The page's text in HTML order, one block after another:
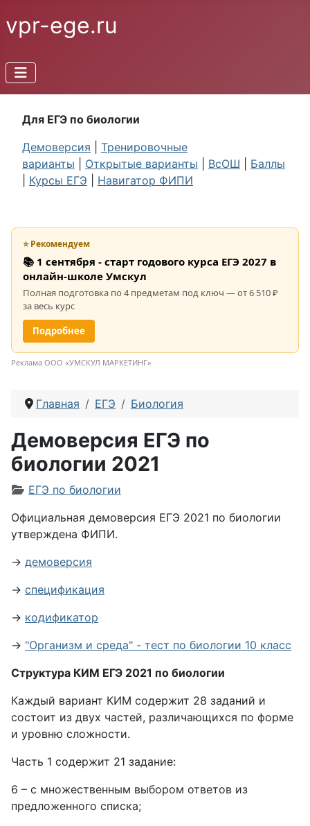
vpr-ege.ru
Для ЕГЭ по биологии
Демоверсия
Тренировочные
варианты
Открытые варианты ВсОШ
Баллы
Курсы ЕГЭ Навигатор ФИПИ
⭐ Рекомендуем
📚 1 сентября - старт годового курса ЕГЭ 2027 в
онлайн-школе Умскул
Полная подготовка по 4 предметам под ключ — от 6 510 ₽
за весь курс
Подробнее
Реклама ООО «УМСКУЛ МАРКЕТИНГ»
Главная ЕГЭ Биология
Демоверсия ЕГЭ по
биологии 2021
Информация о материале
ЕГЭ по биологии
Официальная демоверсия ЕГЭ 2021 по биологии
утверждена ФИПИ.
→ демоверсия
→ спецификация
→ кодификатор
→ "Организм и среда" - тест по биологии 10 класс
Структура КИМ ЕГЭ 2021 по биологии
Каждый вариант КИМ содержит 28 заданий и
состоит из двух частей, различающихся по форме
и уровню сложности.
Часть 1 содержит 21 задание:
6 – с множественным выбором ответов из
предложенного списка;